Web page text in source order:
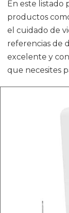
En este listado
productos
el cuidado de
referencias de
excelente y
que necesites